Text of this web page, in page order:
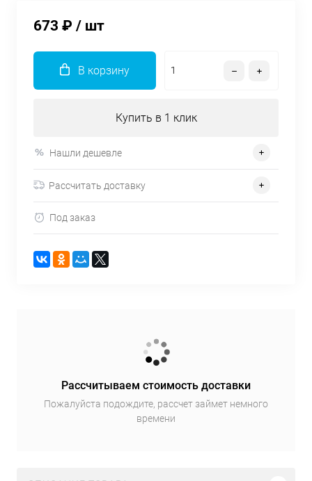
673 ₽ / шт
В корзину
Купить в 1 клик
Нашли дешевле
Рассчитать доставку
Под заказ
Рассчитываем стоимость доставки
Пожалуйста подождите, рассчет займет немного
времени